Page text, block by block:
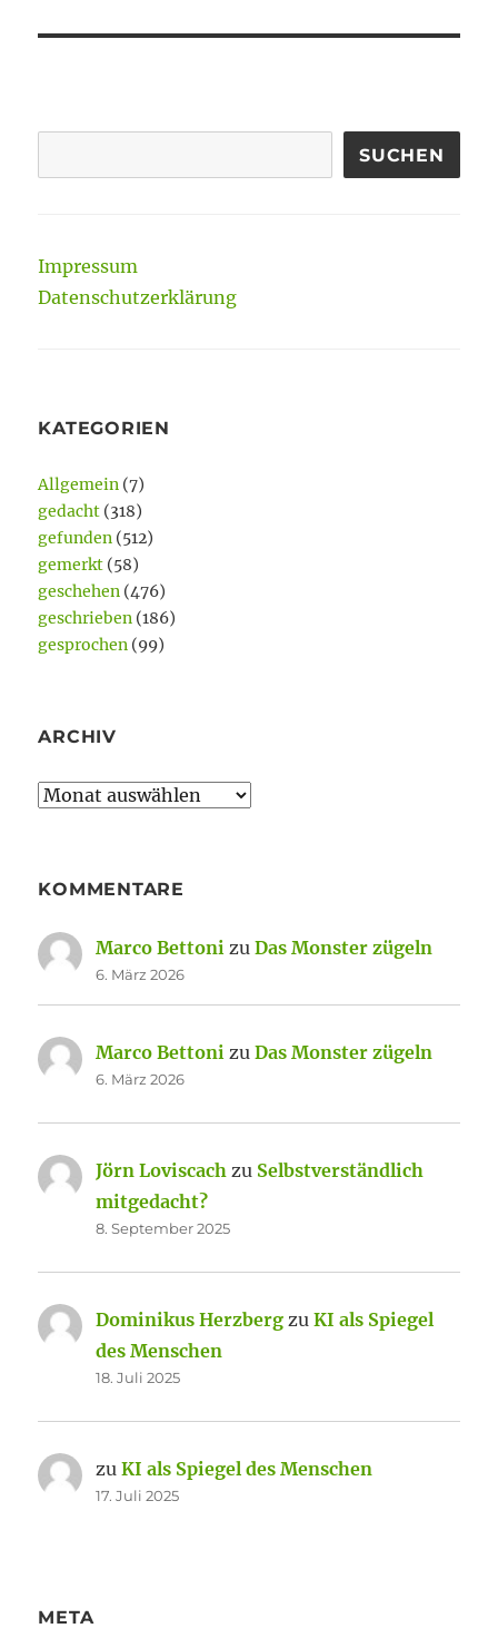
SUCHEN
Impressum
Datenschutzerklärung
KATEGORIEN
Allgemein (7)
gedacht (318)
gefunden (512)
gemerkt (58)
geschehen (476)
geschrieben (186)
gesprochen (99)
ARCHIV
Archiv
KOMMENTARE
Marco Bettoni zuDas Monster zügeln
6. März 2026
Marco Bettoni zuDas Monster zügeln
6. März 2026
Jörn Loviscach zu Selbstverständlich
mitgedacht?
8. September 2025
Dominikus Herzberg zuKI als Spiegel
des Menschen
18. Juli 2025
zuKI als Spiegel des Menschen
17. Juli 2025
META